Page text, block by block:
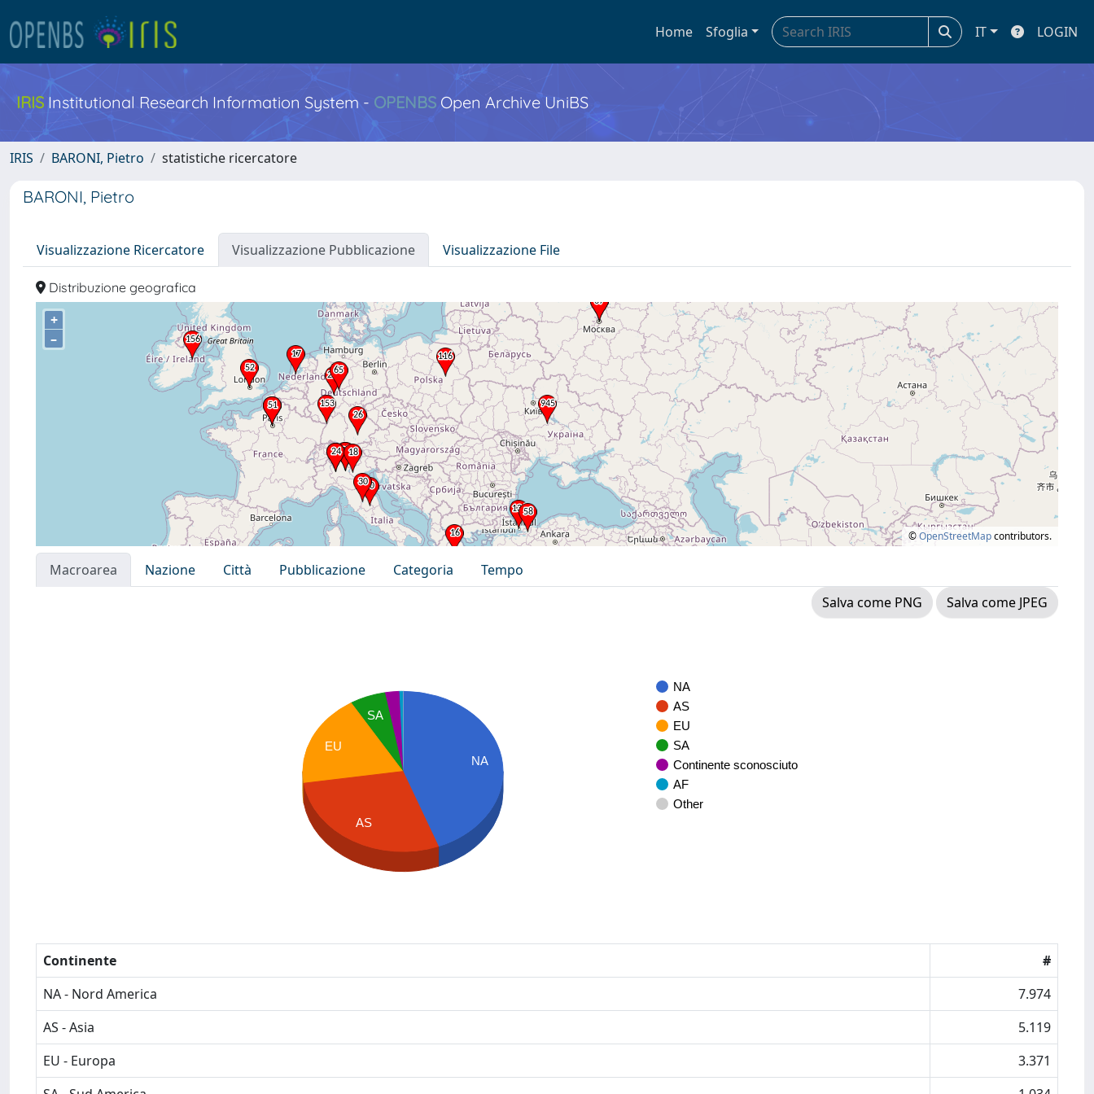
Home Sfoglia IT LOGIN
IRIS Institutional Research Information System - OPENBS Open Archive UniBS
IRIS BARONI, Pietro statistiche ricercatore
BARONI, Pietro
Visualizzazione Ricercatore Visualizzazione Pubblicazione Visualizzazione File
Distribuzione geografica
+
–
©OpenStreetMapcontributors.
Macroarea Nazione Città Pubblicazione Categoria
Tempo
Salva come PNG
Salva come JPEG
NA
AS
EU
SA
Continente sconosciuto
AF
Other
NA
SA
EU
AS
Continente
#
NA - Nord America
7.974
AS - Asia
5.119
EU - Europa
3.371